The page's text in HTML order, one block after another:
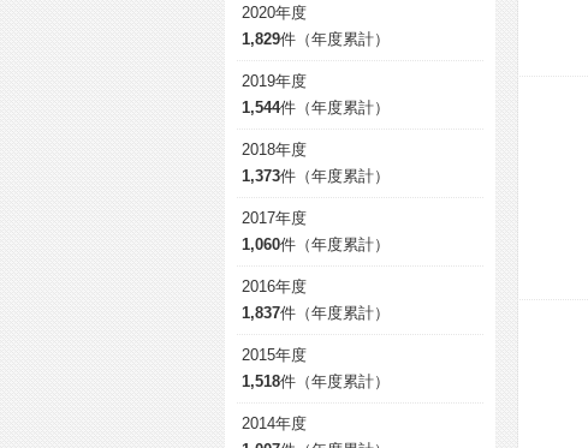
2020年度
1,829件（年度累計）
2019年度
1,544件（年度累計）
2018年度
1,373件（年度累計）
2017年度
1,060件（年度累計）
2016年度
1,837件（年度累計）
2015年度
1,518件（年度累計）
2014年度